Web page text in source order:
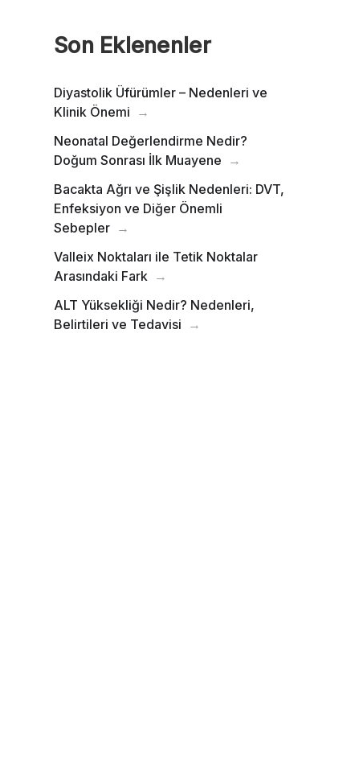
Son Eklenenler
Diyastolik Üfürümler – Nedenleri ve
Klinik Önemi
Neonatal Değerlendirme Nedir?
Doğum Sonrası İlk Muayene
Bacakta Ağrı ve Şişlik Nedenleri: DVT,
Enfeksiyon ve Diğer Önemli
Sebepler
Valleix Noktaları ile Tetik Noktalar
Arasındaki Fark
ALT Yüksekliği Nedir? Nedenleri,
Belirtileri ve Tedavisi